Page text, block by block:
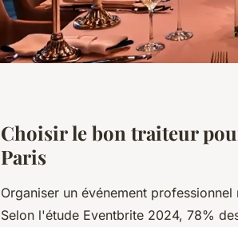
Choisir le bon traiteur
Paris
Organiser un événement
Selon l'étude Eventbrite 2024, 78%